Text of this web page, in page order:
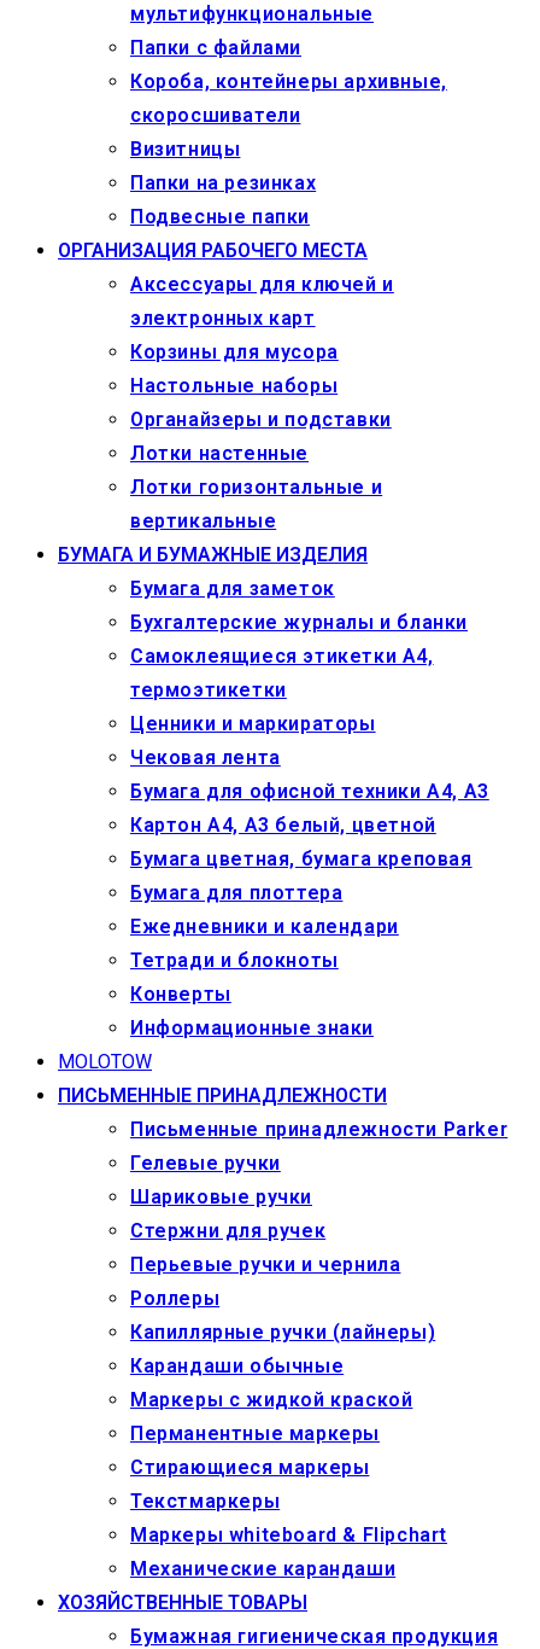
мультифункциональные
Папки с файлами
Короба, контейнеры архивные,
скоросшиватели
Визитницы
Папки на резинках
Подвесные папки
ОРГАНИЗАЦИЯ РАБОЧЕГО МЕСТА
Аксессуары для ключей и
электронных карт
Корзины для мусора
Настольные наборы
Органайзеры и подставки
Лотки настенные
Лотки горизонтальные и
вертикальные
БУМАГА И БУМАЖНЫЕ ИЗДЕЛИЯ
Бумага для заметок
Бухгалтерские журналы и бланки
Самоклеящиеся этикетки А4,
термоэтикетки
Ценники и маркираторы
Чековая лента
Бумага для офисной техники А4, А3
Картон А4, А3 белый, цветной
Бумага цветная, бумага креповая
Бумага для плоттера
Ежедневники и календари
Тетради и блокноты
Конверты
Информационные знаки
MOLOTOW
ПИСЬМЕННЫЕ ПРИНАДЛЕЖНОСТИ
Письменные принадлежности Parker
Гелевые ручки
Шариковые ручки
Стержни для ручек
Перьевые ручки и чернила
Роллеры
Капиллярные ручки (лайнеры)
Карандаши обычные
Маркеры c жидкой краской
Перманентные маркеры
Стирающиеся маркеры
Текстмаркеры
Маркеры whiteboard & Flipchart
Механические карандаши
ХОЗЯЙСТВЕННЫЕ ТОВАРЫ
Бумажная гигиеническая продукция